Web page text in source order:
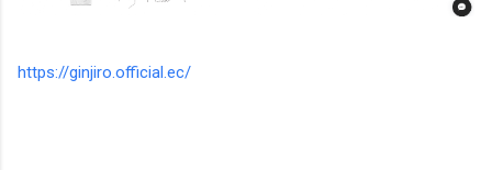
https://ginjiro.official.ec/